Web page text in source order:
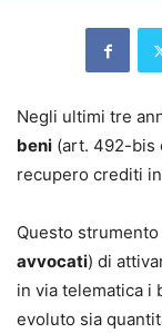
Negli ultimi tre
beni (art. 492-bis
recupero crediti
Questo
avvocati) di
in via telematica i
evoluto sia